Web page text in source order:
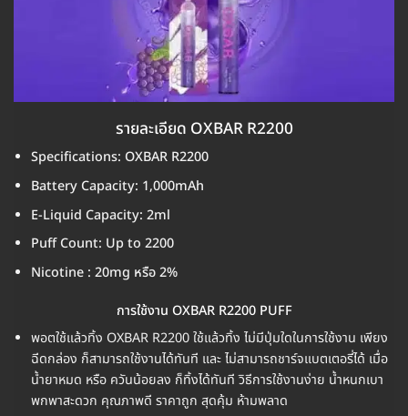
รายละเอียด OXBAR R2200
Specifications: OXBAR R2200
Battery Capacity: 1,000mAh
E-Liquid Capacity: 2ml
Puff Count: Up to 2200
Nicotine : 20mg หรือ 2%
การใช้งาน OXBAR R2200 PUFF
พอตใช้แล้วทิ้ง OXBAR R2200 ใช้แล้วทิ้ง ไม่มีปุ่มใดในการใช้งาน เพียง
ฉีดกล่อง ก็สามารถใช้งานได้ทันที และ ไม่สามารถชาร์จแบตเตอรี่ได้ เมื่อ
น้ำยาหมด หรือ ควันน้อยลง ก็ทิ้งได้ทันที วิธีการใช้งานง่าย น้ำหนกเบา
พกพาสะดวก คุณภาพดี ราคาถูก สุดคุ้ม ห้ามพลาด